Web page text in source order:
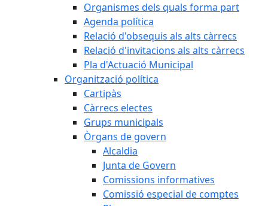
Organismes dels quals forma part
Agenda política
Relació d'obsequis als alts càrrecs
Relació d'invitacions als alts càrrecs
Pla d'Actuació Municipal
Organització política
Cartipàs
Càrrecs electes
Grups municipals
Òrgans de govern
Alcaldia
Junta de Govern
Comissions informatives
Comissió especial de comptes